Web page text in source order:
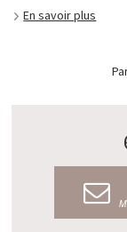
En savoir plus